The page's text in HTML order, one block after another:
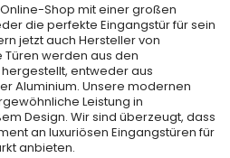
Shop mit einer großen
die perfekte Eingangstür für sein
jetzt auch Hersteller von
Türen werden aus den
entweder aus
Aluminium. Unsere modernen
Leistung in
Design. Wir sind überzeugt, dass
an luxuriösen Eingangstüren für
anbieten.